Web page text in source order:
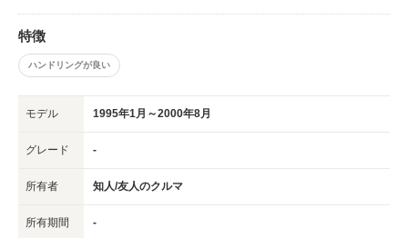
特徴
ハンドリングが良い
モデル 1995年1月～2000年8月
グレード -
所有者 知人/友人のクルマ
所有期間 -